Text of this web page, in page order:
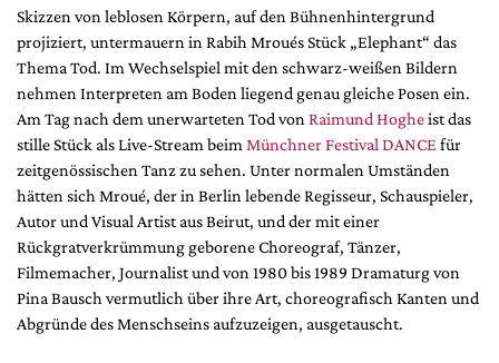
DdB-map
Kalender
Premierensuche
Festival-Planer
Hefte
Alle Hefte
Leseproben
Podcast
Service
Skizzen von leblosen Körpern, auf den Bühnenhintergrund
projiziert, untermauern in Rabih Mroués Stück „Elephant“ das
Thema Tod. Im Wechselspiel mit den schwarz-weißen Bildern
nehmen Interpreten am Boden liegend genau gleiche Posen ein.
Am Tag nach dem unerwarteten Tod von Raimund Hogheist das
stille Stück als Live-Stream beim Münchner Festival DANCE für
zeitgenössischen Tanz zu sehen. Unter normalen Umständen
hätten sich Mroué, der in Berlin lebende Regisseur, Schauspieler,
Autor und Visual Artist aus Beirut, und der mit einer
Rückgratverkrümmung geborene Choreograf, Tänzer,
Filmemacher, Journalist und von 1980 bis 1989 Dramaturg von
Pina Bausch vermutlich über ihre Art, choreografisch Kanten und
Abgründe des Menschseins aufzuzeigen, ausgetauscht.